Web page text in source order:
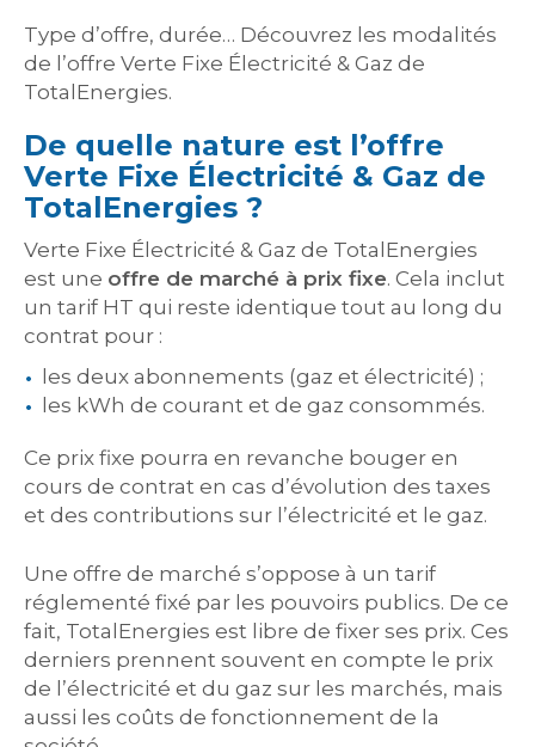
Type d’offre, durée… Découvrez les modalités
de l’offre Verte Fixe Électricité & Gaz de
TotalEnergies.
De quelle nature est l’offre
Verte Fixe Électricité & Gaz de
TotalEnergies ?
Verte Fixe Électricité & Gaz de TotalEnergies
est une offre de marché à prix fixe. Cela inclut
un tarif HT qui reste identique tout au long du
contrat pour :
les deux abonnements (gaz et électricité) ;
les kWh de courant et de gaz consommés.
Ce prix fixe pourra en revanche bouger en
cours de contrat en cas d’évolution des taxes
et des contributions sur l’électricité et le gaz.
Une offre de marché s’oppose à un tarif
réglementé fixé par les pouvoirs publics. De ce
fait, TotalEnergies est libre de fixer ses prix. Ces
derniers prennent souvent en compte le prix
de l’électricité et du gaz sur les marchés, mais
aussi les coûts de fonctionnement de la